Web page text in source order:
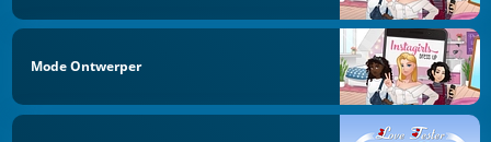
Mode Ontwerper